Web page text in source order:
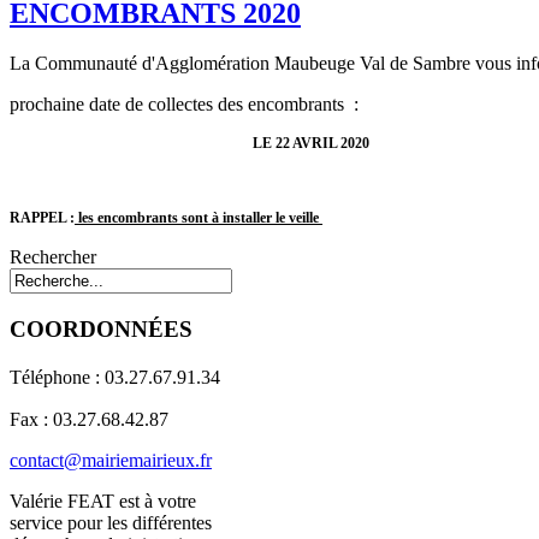
ENCOMBRANTS 2020
La Communauté d'Agglomération Maubeuge Val de Sambre vous
prochaine date de collectes des encombrants :
LE 22 AVRIL 2020
RAPPEL : les encombrants sont à installer le veille
Rechercher
COORDONNÉES
Téléphone : 03.27.67.91.34
Fax : 03.27.68.42.87
contact@mairiemairieux.fr
Valérie FEAT est à votre
service pour les différentes